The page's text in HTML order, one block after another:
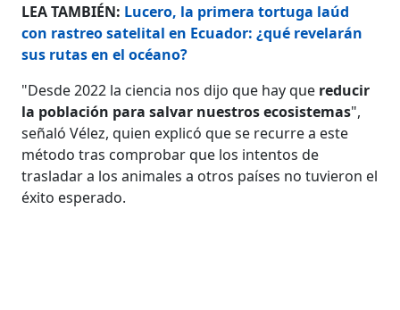
LEA TAMBIÉN: Lucero, la primera tortuga laúd
con rastreo satelital en Ecuador: ¿qué revelarán
sus rutas en el océano?
"Desde 2022 la ciencia nos dijo que hay que reducir
la población para salvar nuestros ecosistemas",
señaló Vélez, quien explicó que se recurre a este
método tras comprobar que los intentos de
trasladar a los animales a otros países no tuvieron el
éxito esperado.